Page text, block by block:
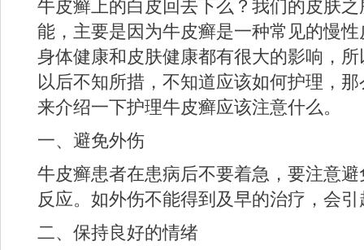
牛皮癣上的白皮回去下么？我们的皮肤
能，主要是因为牛皮癣是一种常见的慢
身体健康和皮肤健康都有很大的影响，
以后不知所措，不知道应该如何护理，
来介绍一下护理牛皮癣应该注意什么。
一、避免外伤
牛皮癣患者在患病后不要着急，要注意
反应。如外伤不能得到及早的治疗，会
二、保持良好的情绪